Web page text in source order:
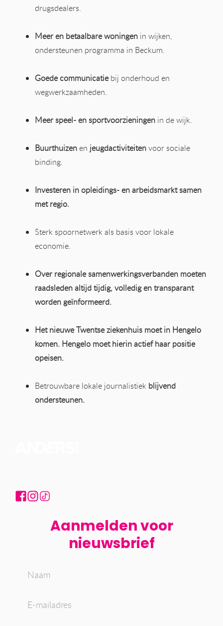
drugsdealers.
Meer en betaalbare woningen in wijken,
ondersteunen programma in Beckum.
Goede communicatiebij onderhoud en
wegwerkzaamheden.
Meer speel- en sportvoorzieningen in de wijk.
Buurthuizenen jeugdactiviteitenvoor sociale
binding.
Investeren in opleidings- en arbeidsmarkt samen
met regio.
Sterk spoornetwerk als basis voor lokale
economie.
Over regionale samenwerkingsverbanden moeten
raadsleden altijd tijdig, volledig en transparant
worden geïnformeerd.
Het nieuwe Twentse ziekenhuis moet in Hengelo
komen. Hengelo moet hierin actief haar positie
opeisen.
Betrouwbare lokale journalistiek blijvend
ondersteunen.
Aanmelden voor
nieuwsbrief